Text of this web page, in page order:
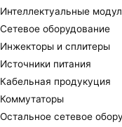
Интеллектуальные
Сетевое оборудование
Инжекторы и сплитеры
Источники питания
Кабельная продукуция
Коммутаторы
Остальное сетевое